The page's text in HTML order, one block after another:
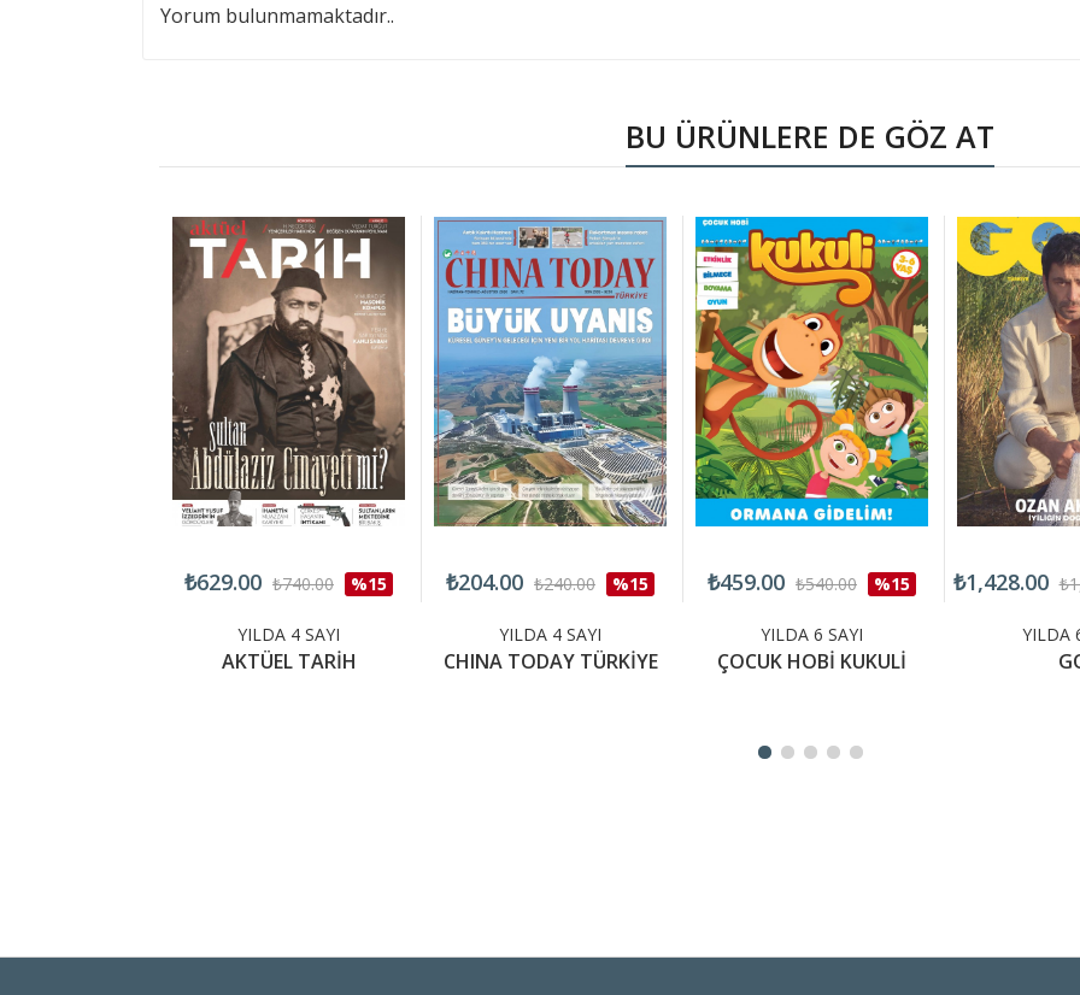
Yorum bulunmamaktadır..
BU ÜRÜNLERE DE GÖZ AT
₺629.00 ₺740.00 %15
YILDA 4 SAYI
AKTÜEL TARİH
₺204.00 ₺240.00 %15
YILDA 4 SAYI
CHINA TODAY TÜRKİYE
₺459.00 ₺540.00 %15
YILDA 6 SAYI
ÇOCUK HOBİ KUKULİ
₺1,428.00
YILDA